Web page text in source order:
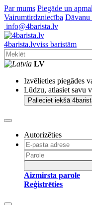
Par mums Piegāde un
Vairumtirdzniecība Dāvanu
info@4barista.lv
4barista.lvviss baristām
LV
Izvēlieties piegādes
Lūdzu, atlasiet savu
Palieciet iekšā
Autorizēties
Aizmirsta parole
Reģistrēties